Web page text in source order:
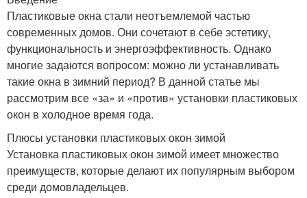
Пластиковые окна стали неотъемлемой частью
современных домов. Они сочетают в себе эстетику,
функциональность и энергоэффективность. Однако
многие задаются вопросом: можно ли устанавливать
такие окна в зимний период? В данной статье мы
рассмотрим все «за» и «против» установки пластиковых
окон в холодное время года.
Плюсы установки пластиковых окон зимой
Установка пластиковых окон зимой имеет множество
преимуществ, которые делают их популярным выбором
среди домовладельцев.